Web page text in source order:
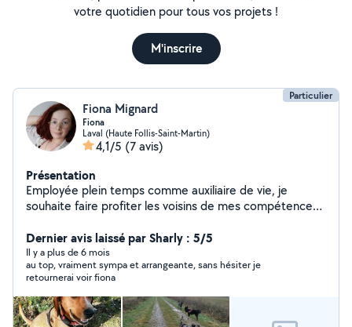
votre quotidien pour tous vos projets !
M'inscrire
Particulier
Fiona Mignard
Fiona
Laval (Haute Follis-Saint-Martin)
4,1/5 (7 avis)
Présentation
Employée plein temps comme auxiliaire de vie, je
souhaite faire profiter les voisins de mes compétences.
devoirs... Je suis motivée et je m'adapte facilement aux
différentes demandes.
Dernier avis laissé par Sharly : 5/5
Il y a plus de 6 mois
au top, vraiment sympa et arrangeante, sans hésiter je
retournerai voir fiona